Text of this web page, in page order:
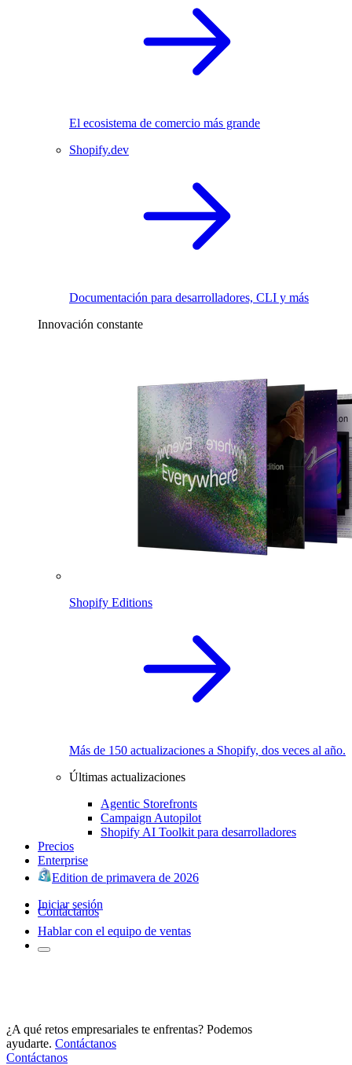
El ecosistema de comercio más grande
Shopify.dev
Documentación para desarrolladores, CLI y más
Innovación constante
Shopify Editions
Más de 150 actualizaciones a Shopify, dos veces al año.
Últimas actualizaciones
Agentic Storefronts
Campaign Autopilot
Shopify AI Toolkit para desarrolladores
Precios
Enterprise
Edition de primavera de 2026
Iniciar sesión
Contáctanos
Hablar con el equipo de ventas
¿A qué retos empresariales te enfrentas? Podemos
ayudarte. Contáctanos
Contáctanos